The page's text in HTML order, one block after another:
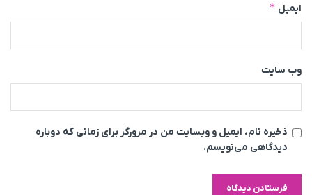
ایمیل *
وب‌ سایت
ذخیره نام، ایمیل و وبسایت من در مرورگر برای زمانی که دوباره
دیدگاهی می‌نویسم.